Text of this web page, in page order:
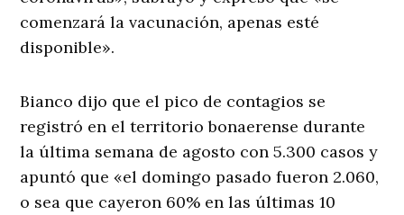
comenzará la vacunación, apenas esté
disponible».
Bianco dijo que el pico de contagios se
registró en el territorio bonaerense durante
la última semana de agosto con 5.300 casos y
apuntó que «el domingo pasado fueron 2.060,
o sea que cayeron 60% en las últimas 10